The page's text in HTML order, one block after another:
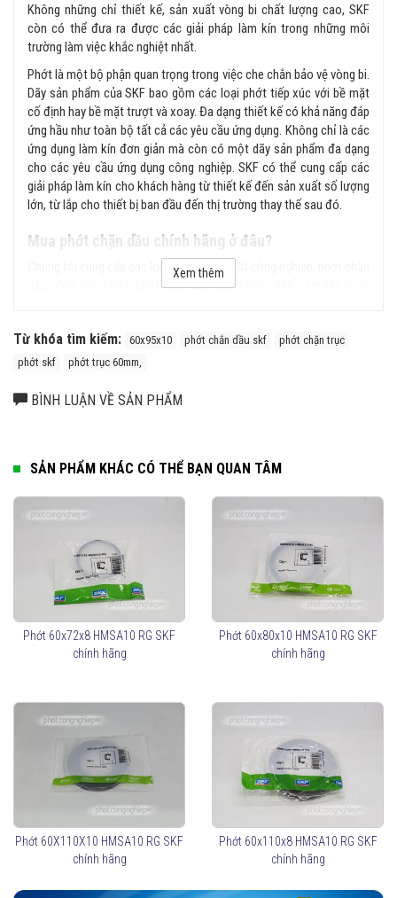
Không những chỉ thiết kế, sản xuất vòng bi chất lượng cao, SKF
còn có thể đưa ra được các giải pháp làm kín trong những môi
trường làm việc khắc nghiệt nhất.
Phớt là một bộ phận quan trọng trong việc che chắn bảo vệ vòng bi.
Dãy sản phẩm của SKF bao gồm các loại phớt tiếp xúc với bề mặt
cố định hay bề mặt trượt và xoay. Đa dạng thiết kế có khả năng đáp
ứng hầu như toàn bộ tất cả các yêu cầu ứng dụng. Không chỉ là các
ứng dụng làm kín đơn giản mà còn có một dãy sản phẩm đa dạng
cho các yêu cầu ứng dụng công nghiệp. SKF có thể cung cấp các
giải pháp làm kín cho khách hàng từ thiết kế đến sản xuất số lượng
lớn, từ lắp cho thiết bị ban đầu đến thị trường thay thế sau đó.
Mua phớt chặn dầu chính hãng ở đâu?
Chúng tôi cung cấp các loại sản phẩm phớt công nghiệp, phớt chặn
dầu, phớt chịu nhiệt, phớt thủy lực... chính hãng SKF, cam kết hoàn
phẩm.
Xem thêm
Từ khóa tìm kiếm: 60x95x10 phớt chắn dầu skf
phớt chặn trục
phớt skf
phớt trục 60mm,
BÌNH LUẬN VỀ SẢN PHẨM
SẢN PHẨM KHÁC CÓ THỂ BẠN QUAN TÂM
Phớt 60x72x8 HMSA10 RG SKF
chính hãng
Phớt 60x80x10 HMSA10 RG SKF
chính hãng
Phớt 60X110X10 HMSA10 RG SKF
chính hãng
Phớt 60x110x8 HMSA10 RG SKF
chính hãng